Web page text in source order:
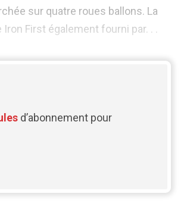
sur quatre roues ballons. La
First également fourni par. . .
d’abonnement pour